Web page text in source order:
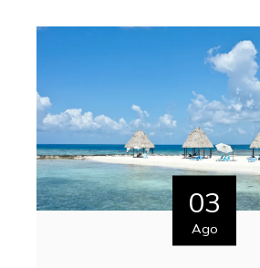
03
Ago